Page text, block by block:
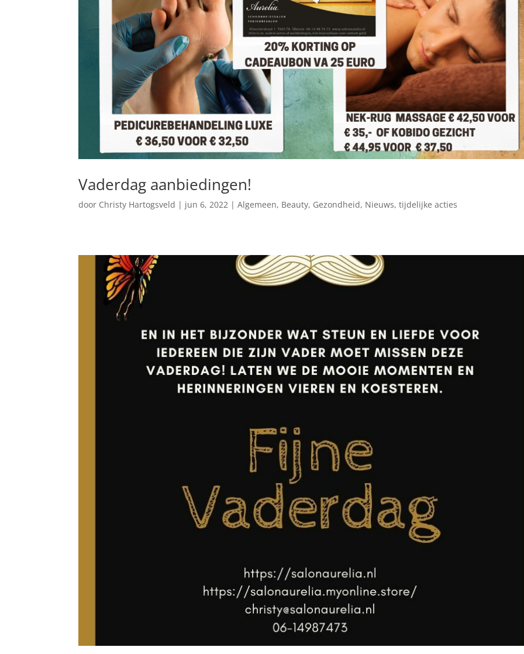
Vaderdag aanbiedingen!
door Christy Hartogsveld | jun 6, 2022 |Algemeen, Beauty, Gezondheid, Nieuws,tijdelijke acties